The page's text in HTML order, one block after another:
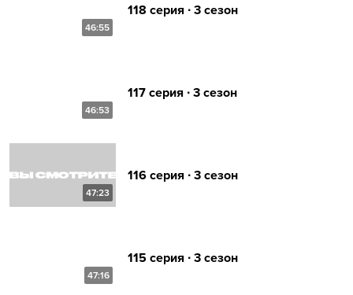
46:55
118 серия ∙ 3 сезон
46:53
117 серия ∙ 3 сезон
47:23
116 серия ∙ 3 сезон
47:16
115 серия ∙ 3 сезон